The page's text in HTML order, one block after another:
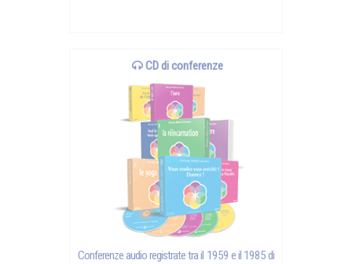
CD di conferenze
Conferenze audio registrate tra il 1959 e il 1985 di